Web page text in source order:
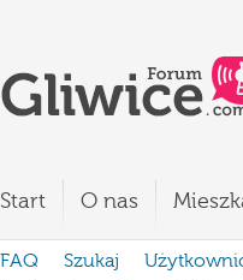
Start O nas
FAQ Szukaj